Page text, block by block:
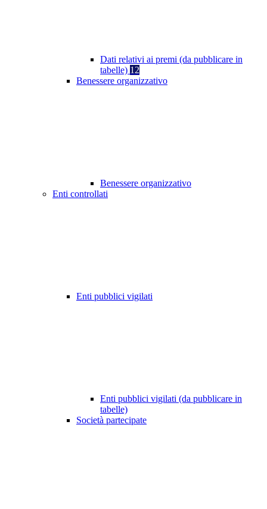
Dati relativi ai premi (da pubblicare in
tabelle) 12
Benessere organizzativo
Benessere organizzativo
Enti controllati
Enti pubblici vigilati
Enti pubblici vigilati (da pubblicare in
tabelle)
Società partecipate